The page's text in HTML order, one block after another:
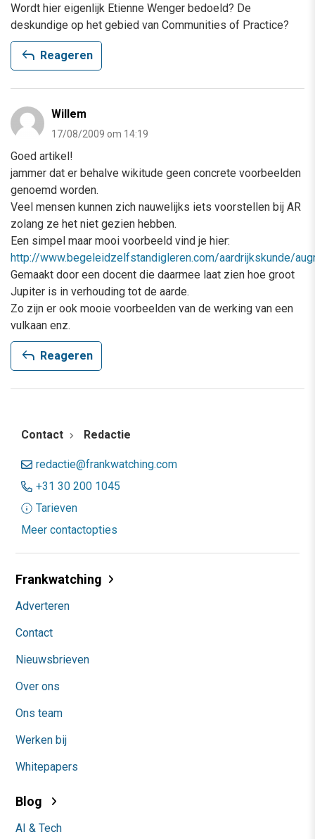
Wordt hier eigenlijk Etienne Wenger bedoeld? De
deskundige op het gebied van Communities of Practice?
reply Reageren
Willem
17/08/2009 om 14:19
Goed artikel!
jammer dat er behalve wikitude geen concrete voorbeelden
genoemd worden.
Veel mensen kunnen zich nauwelijks iets voorstellen bij AR
zolang ze het niet gezien hebben.
Een simpel maar mooi voorbeeld vind je hier:
http://www.begeleidzelfstandigleren.com/aardrijkskunde/
Gemaakt door een docent die daarmee laat zien hoe groot
Jupiter is in verhouding tot de aarde.
Zo zijn er ook mooie voorbeelden van de werking van een
vulkaan enz.
reply Reageren
Contact Redactie
redactie@frankwatching.com
+31 30 200 1045
Tarieven
Meer contactopties
Frankwatching
Adverteren
Contact
Nieuwsbrieven
Over ons
Ons team
Werken bij
Whitepapers
Blog
AI & Tech